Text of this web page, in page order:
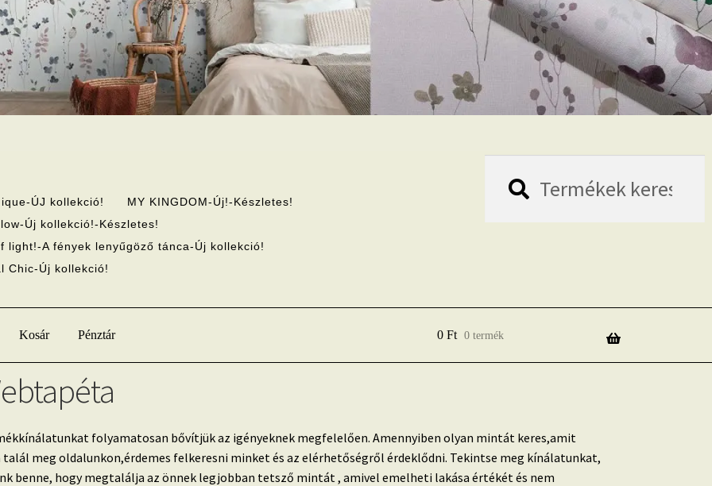
ÚJ kollekció!
MY KINGDOM-Új!-Készletes!
Új kollekció!-Készletes!
light!-A fények lenyűgöző tánca-Új kollekció!
Chic-Új kollekció!
Keresés
következőre:
Kosár Pénztár 0 Ft 0 termék
folyamatosan bővítjük az igényeknek megfelelően. Amennyiben olyan mintát keres,amit
talál meg oldalunkon,érdemes felkeresni minket és az elérhetőségről érdeklődni. Tekintse meg kínálatunkat,
benne, hogy megtalálja az önnek legjobban tetsző mintát , amivel emelheti lakása értékét és nem